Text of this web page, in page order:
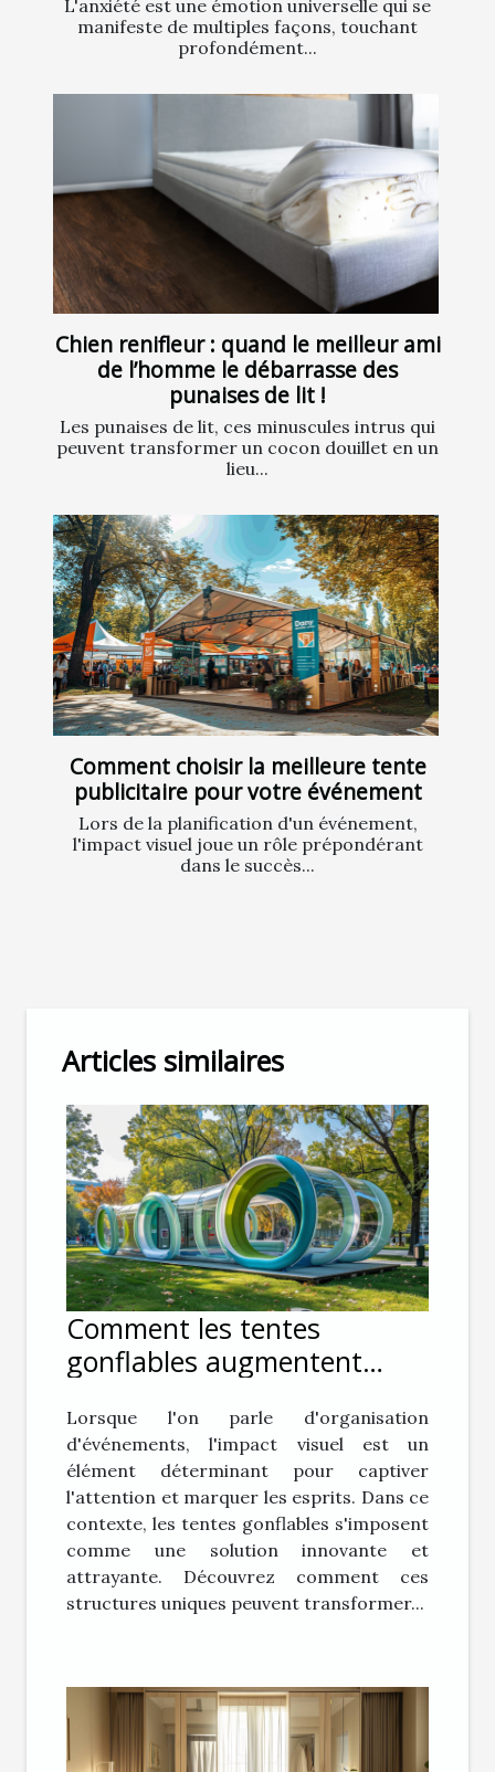
L'anxiété est une émotion universelle qui se
manifeste de multiples façons, touchant
profondément...
Chien renifleur : quand le meilleur ami
de l’homme le débarrasse des
punaises de lit !
Les punaises de lit, ces minuscules intrus qui
peuvent transformer un cocon douillet en un
lieu...
Comment choisir la meilleure tente
publicitaire pour votre événement
Lors de la planification d'un événement,
l'impact visuel joue un rôle prépondérant
dans le succès...
Articles similaires
Comment les tentes
gonflables augmentent
d'événements
Lorsque l'on parle d'organisation
d'événements, l'impact visuel est un
élément déterminant pour captiver
l'attention et marquer les esprits. Dans ce
contexte, les tentes gonflables s'imposent
comme une solution innovante et
attrayante. Découvrez comment ces
structures uniques peuvent transformer...